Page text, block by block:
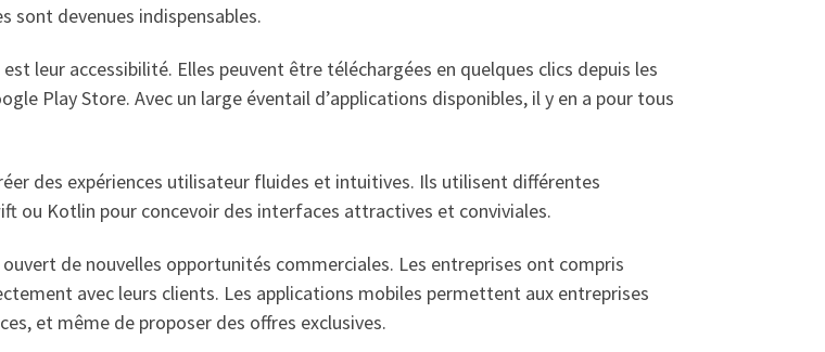
sont devenues indispensables.
leur accessibilité. Elles peuvent être téléchargées en quelques clics depuis les
Play Store. Avec un large éventail d’applications disponibles, il y en a pour tous
des expériences utilisateur fluides et intuitives. Ils utilisent différentes
ou Kotlin pour concevoir des interfaces attractives et conviviales.
de nouvelles opportunités commerciales. Les entreprises ont compris
avec leurs clients. Les applications mobiles permettent aux entreprises
et même de proposer des offres exclusives.